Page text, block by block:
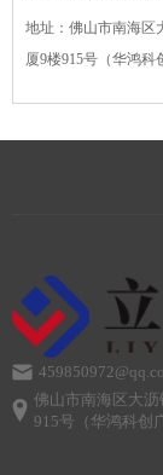
地址：佛山市南海区
厦9楼915号（华鸿科
佛山市南海区大
915号（华鸿科创